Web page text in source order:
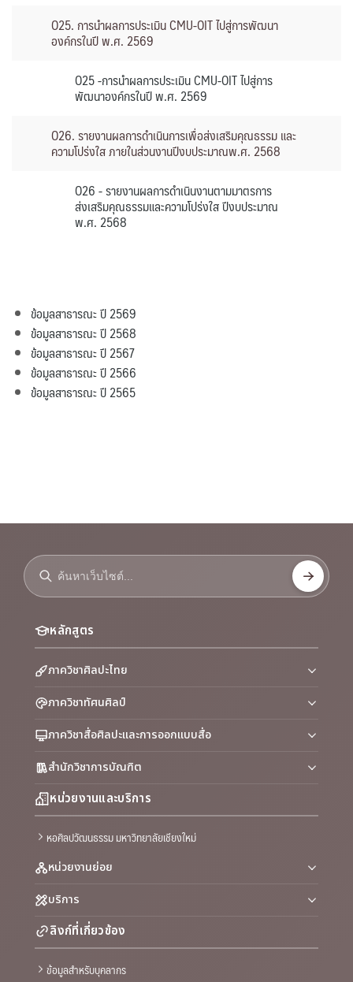
O25. การนำผลการประเมิน CMU-OIT ไปสู่การพัฒนา
องค์กรในปี พ.ศ. 2569
O25 -การนำผลการประเมิน CMU-OIT ไปสู่การ
พัฒนาองค์กรในปี พ.ศ. 2569
O26. รายงานผลการดำเนินการเพื่อส่งเสริมคุณธรรม และ
ความโปร่งใส ภายในส่วนงานปีงบประมาณพ.ศ. 2568
O26 - รายงานผลการดำเนินงานตามมาตรการ
ส่งเสริมคุณธรรมและความโปร่งใส ปีงบประมาณ
พ.ศ. 2568
ข้อมูลสาธารณะ ปี 2569
ข้อมูลสาธารณะ ปี 2568
ข้อมูลสาธารณะ ปี 2567
ข้อมูลสาธารณะ ปี 2566
ข้อมูลสาธารณะ ปี 2565
หลักสูตร
ภาควิชาศิลปะไทย
ภาควิชาทัศนศิลป์
ภาควิชาสื่อศิลปะและการออกแบบสื่อ
สำนักวิชาการบัณฑิต
หน่วยงานและบริการ
หอศิลปวัฒนธรรม มหาวิทยาลัยเชียงใหม่
หน่วยงานย่อย
บริการ
ลิงก์ที่เกี่ยวข้อง
ข้อมูลสำหรับบุคลากร